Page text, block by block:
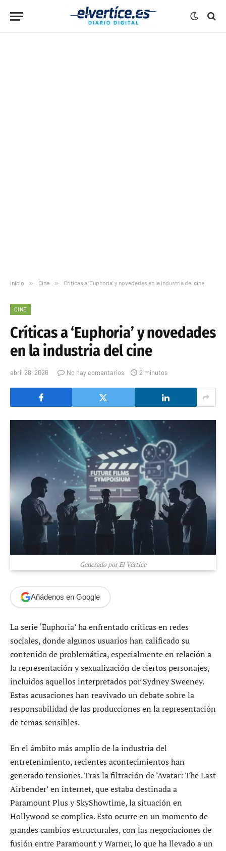
Inicio » Cine » Críticas a ‘Euphoria’ y novedades en la industria del cine
CINE
Críticas a ‘Euphoria’ y novedades
en la industria del cine
abril 28, 2026 No hay comentarios 2 minutos
Generado por El Vértice
Añádenos en Google
La serie ‘Euphoria’ ha enfrentado críticas en redes
sociales, donde algunos usuarios han calificado su
contenido de problemática, especialmente en relación a
la representación y sexualización de ciertos personajes,
incluidos aquellos interpretados por Sydney Sweeney.
Estas acusaciones han reavivado un debate sobre la
responsabilidad de las producciones en la representación
de temas sensibles.
En el ámbito más amplio de la industria del
entretenimiento, recientes acontecimientos han
generado tensiones. Tras la filtración de ‘Avatar: The Last
Airbender’ en internet, que estaba destinada a
Paramount Plus y SkyShowtime, la situación en
Hollywood se complica. Esto ocurre en un momento de
grandes cambios estructurales, con las negociaciones de
fusión entre Paramount y Warner, lo que ha llevado a un